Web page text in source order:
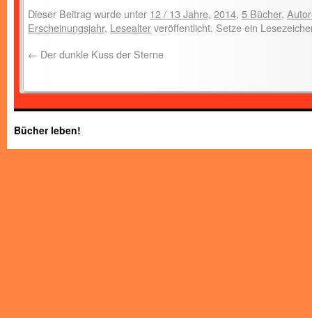
Dieser Beitrag wurde unter 12 / 13 Jahre, 2014, 5 Bücher,
Erscheinungsjahr, Lesealterveröffentlicht. Setze ein
← Der dunkle Kuss der Sterne
Bücher leben!